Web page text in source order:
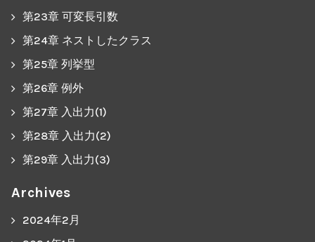
第23章 可変長引数
第24章 ネストしたクラス
第25章 列挙型
第26章 例外
第27章 入出力(1)
第28章 入出力(2)
第29章 入出力(3)
Archives
2024年2月